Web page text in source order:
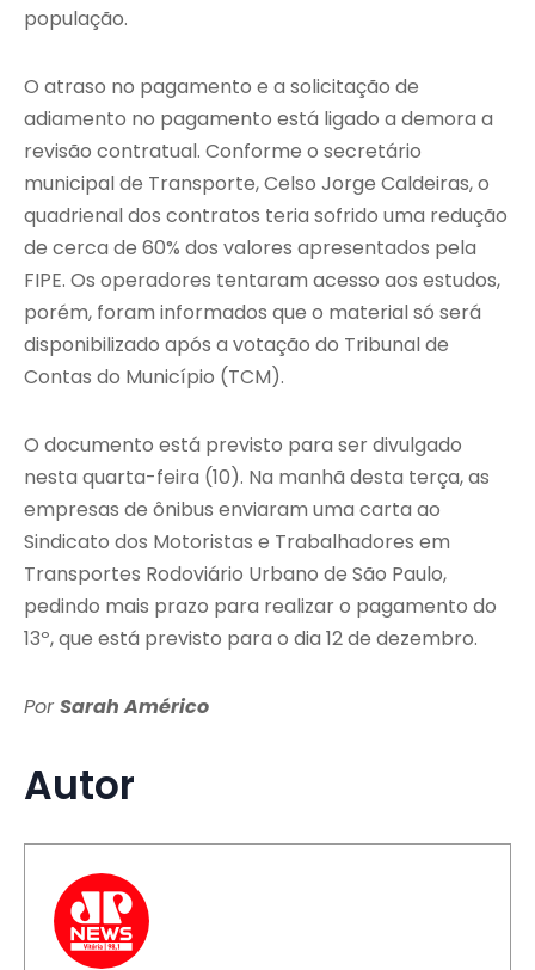
população.
O atraso no pagamento e a solicitação de
adiamento no pagamento está ligado a demora a
revisão contratual. Conforme o secretário
municipal de Transporte, Celso Jorge Caldeiras, o
quadrienal dos contratos teria sofrido uma redução
de cerca de 60% dos valores apresentados pela
FIPE. Os operadores tentaram acesso aos estudos,
porém, foram informados que o material só será
disponibilizado após a votação do Tribunal de
Contas do Município (TCM).
O documento está previsto para ser divulgado
nesta quarta-feira (10). Na manhã desta terça, as
empresas de ônibus enviaram uma carta ao
Sindicato dos Motoristas e Trabalhadores em
Transportes Rodoviário Urbano de São Paulo,
pedindo mais prazo para realizar o pagamento do
13º, que está previsto para o dia 12 de dezembro.
PorSarah Américo
Autor